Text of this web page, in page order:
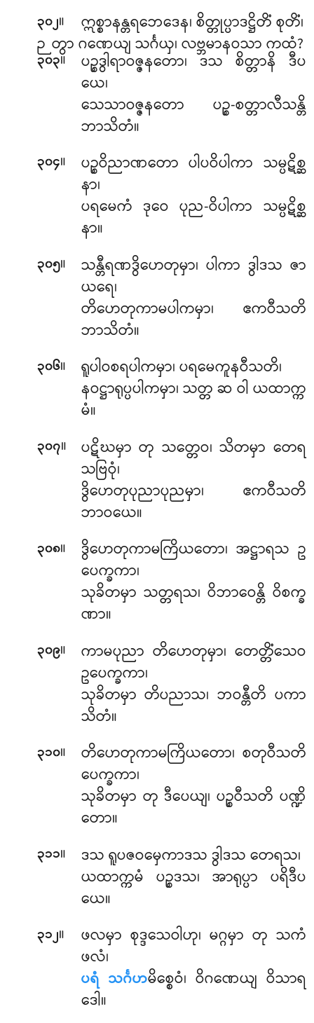
၃၀၂။
ဣစ္စာနန္တရဘေဒေန၊ စိတ္တုပ္ပာဒဋ္ဌိတိံ စုတိံ၊
ဉတွာ ဂဏေယျ သင်္ဂယှ၊ လဗ္ဘမာနဝသာ ကထံ?
၃၀၃။
ပဉ္စဒွါရာဝဇ္ဇနတော၊ ဒသ စိတ္တာနိ ဒီပ
ယေ၊
သေသာဝဇ္ဇနတော ပဉ္စ-စတ္တာလီသန္တိ
ဘာသိတံ။
၃၀၄။
ပဉ္စဝိညာဏတော ပါပဝိပါကာ သမ္ပဋိစ္ဆ
နာ၊
ပရမေကံ ဒုဝေ ပုည-ဝိပါကာ သမ္ပဋိစ္ဆ
နာ။
၃၀၅။
သန္တီရဏဒွိဟေတုမှာ၊ ပါကာ ဒွါဒသ ဇာ
ယရေ၊
တိဟေတုကာမပါကမှာ၊ ဧကဝီသတိ
ဘာသိတံ။
၃၀၆။
ရူပါဝစရပါကမှာ၊ ပရမေကူနဝီသတိ၊
နဝဋ္ဌာရုပ္ပပါကမှာ၊ သတ္တ ဆ ဝါ ယထာက္က
မံ။
၃၀၇။
ပဋိဃမှာ တု သတ္တေဝ၊ သိတမှာ တေရ
သဗြဝုံ၊
ဒွိဟေတုပုညာပုညမှာ၊ ဧကဝီသတိ
ဘာဝယေ။
၃၀၈။
ဒွိဟေတုကာမကြိယတော၊ အဋ္ဌာရသ ဥ
ပေက္ခကာ၊
သုခိတမှာ သတ္တရသ၊ ဝိဘာဝေန္တိ ဝိစက္ခ
ဏာ။
၃၀၉။
ကာမပုညာ တိဟေတုမှာ၊ တေတ္တိံသေဝ
ဥပေက္ခကာ၊
သုခိတမှာ တိပညာသ၊ ဘဝန္တီတိ ပကာ
သိတံ။
၃၁၀။
တိဟေတုကာမကြိယတော၊ စတုဝီသတိ
ပေက္ခကာ၊
သုခိတမှာ တု ဒီပေယျ၊ ပဉ္စဝီသတိ ပဏ္ဍိ
တော။
၃၁၁။
ဒသ ရူပဇဝမှေကာဒသ ဒွါဒသ တေရသ၊
ယထာက္ကမံ ပဉ္စဒသ၊ အာရုပ္ပာ ပရိဒီပ
ယေ။
၃၁၂။ ဖလမှာ စုဒ္ဒသေဝါဟု၊ မဂ္ဂမှာ တု သကံ
ဖလံ၊
ပရံ သင်္ဂဟမိစ္စေဝံ၊ ဝိဂဏေယျ ဝိသာရ
ဒေါ။